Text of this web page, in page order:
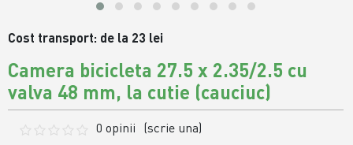
Cost transport: de la 23 lei
Camera bicicleta 27.5 x 2.35/2.5 cu
valva 48 mm, la cutie (cauciuc)
0 opinii (scrie una)